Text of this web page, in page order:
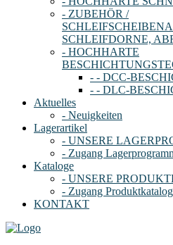
- ZUBEHÖR /
SCHLEIFDORNE,
- HOCHHARTE
- - DCC-
- - DLC-
Aktuelles
- Neuigkeiten
Lagerartikel
- UNSERE
- Zugang
Kataloge
- UNSERE
- Zugang
KONTAKT